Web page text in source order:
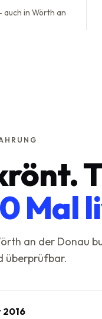
auch in Wörth an
Mal
an der Donau
überprüfbar.
2016